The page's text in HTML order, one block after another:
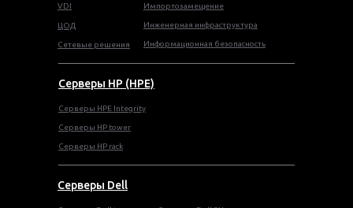
Серверы HP (HPE)
Серверы Dell
Серверы HPE Integrity
Cерверы HP tower
Cерверы HP rack
VDI
ЦОД
Сетевые решения
Импортозамещение
Инженерная инфраструктура
Информационная безопасность